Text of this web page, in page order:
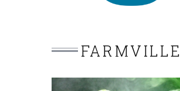
FARMVILLE